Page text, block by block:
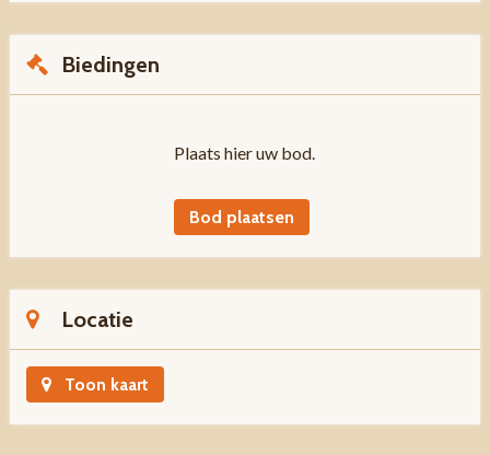
Biedingen
Plaats hier uw bod.
Bod plaatsen
Locatie
Toon kaart